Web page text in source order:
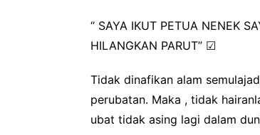
“ SAYA IKUT PETUA NENEK
HILANGKAN PARUT” ☑
Tidak dinafikan alam
perubatan. Maka , tidak
ubat tidak asing lagi dalam